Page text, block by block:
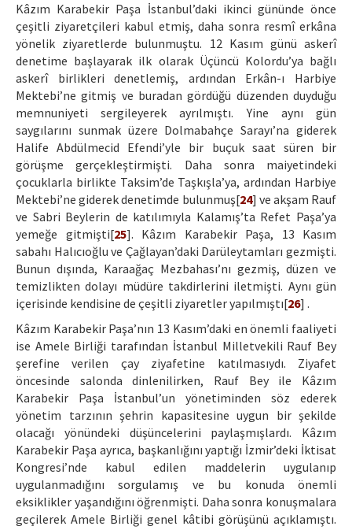
Kâzım Karabekir Paşa İstanbul’daki ikinci gününde önce
çeşitli ziyaretçileri kabul etmiş, daha sonra resmî erkâna
yönelik ziyaretlerde bulunmuştu. 12 Kasım günü askerî
denetime başlayarak ilk olarak Üçüncü Kolordu’ya bağlı
askerî birlikleri denetlemiş, ardından Erkân-ı Harbiye
Mektebi’ne gitmiş ve buradan gördüğü düzenden duyduğu
memnuniyeti sergileyerek ayrılmıştı. Yine aynı gün
saygılarını sunmak üzere Dolmabahçe Sarayı’na giderek
Halife Abdülmecid Efendi’yle bir buçuk saat süren bir
görüşme gerçekleştirmişti. Daha sonra maiyetindeki
çocuklarla birlikte Taksim’de Taşkışla’ya, ardından Harbiye
Mektebi’ne giderek denetimde bulunmuş[24] ve akşam Rauf
ve Sabri Beylerin de katılımıyla Kalamış’ta Refet Paşa’ya
yemeğe gitmişti[25]. Kâzım Karabekir Paşa, 13 Kasım
sabahı Halıcıoğlu ve Çağlayan’daki Darüleytamları gezmişti.
Bunun dışında, Karaağaç Mezbahası’nı gezmiş, düzen ve
temizlikten dolayı müdüre takdirlerini iletmişti. Aynı gün
içerisinde kendisine de çeşitli ziyaretler yapılmıştı[26] .
Kâzım Karabekir Paşa’nın 13 Kasım’daki en önemli faaliyeti
ise Amele Birliği tarafından İstanbul Milletvekili Rauf Bey
şerefine verilen çay ziyafetine katılmasıydı. Ziyafet
öncesinde salonda dinlenilirken, Rauf Bey ile Kâzım
Karabekir Paşa İstanbul’un yönetiminden söz ederek
yönetim tarzının şehrin kapasitesine uygun bir şekilde
olacağı yönündeki düşüncelerini paylaşmışlardı. Kâzım
Karabekir Paşa ayrıca, başkanlığını yaptığı İzmir’deki İktisat
Kongresi’nde kabul edilen maddelerin uygulanıp
uygulanmadığını sorgulamış ve bu konuda önemli
eksiklikler yaşandığını öğrenmişti. Daha sonra konuşmalara
geçilerek Amele Birliği genel kâtibi görüşünü açıklamıştı.